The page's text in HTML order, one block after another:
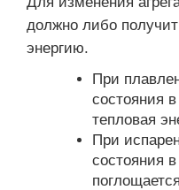
должно либо
энергию.
При
состояния
тепловая
При
состояния